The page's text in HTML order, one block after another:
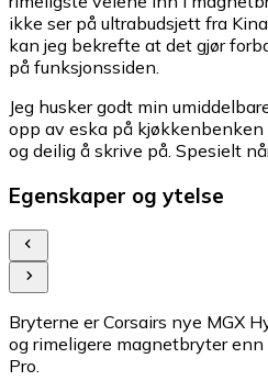
ikke ser på ultrabudsjett fra
kan jeg bekrefte at det gjør
på funksjonssiden.
Jeg husker godt min
opp av eska på
og deilig å skrive på. Spesielt
Egenskaper og ytelse
Bryterne er Corsairs nye MGX
og rimeligere magnetbryter
Pro.